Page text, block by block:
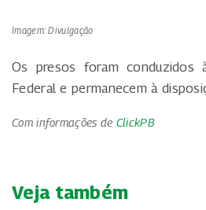
Imagem: Divulgação
Os presos foram conduzidos
Federal e permanecem à
Com informações de ClickPB
Veja também